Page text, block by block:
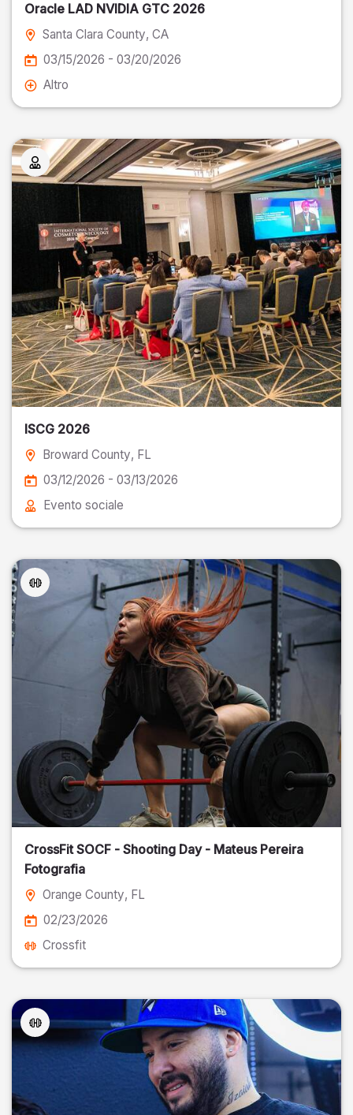
Oracle LAD NVIDIA GTC 2026
Santa Clara County, CA
03/15/2026 - 03/20/2026
Altro
ISCG 2026
Broward County, FL
03/12/2026 - 03/13/2026
Evento sociale
CrossFit SOCF - Shooting Day - Mateus Pereira
Fotografia
Orange County, FL
02/23/2026
Crossfit